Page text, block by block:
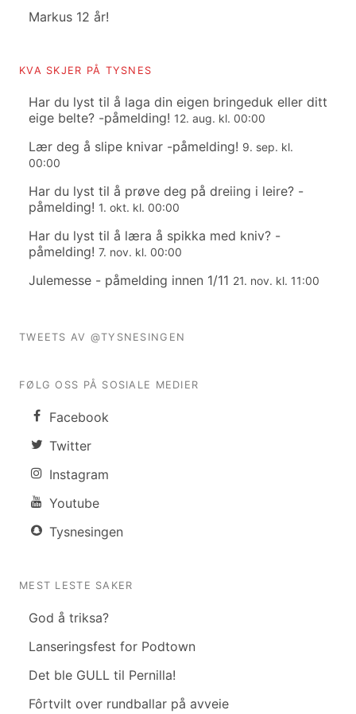
Markus 12 år!
KVA SKJER PÅ TYSNES
Har du lyst til å laga din eigen bringeduk eller ditt
eige belte? -påmelding! 12. aug. kl. 00:00
Lær deg å slipe knivar -påmelding! 9. sep. kl.
00:00
Har du lyst til å prøve deg på dreiing i leire? -
påmelding! 1. okt. kl. 00:00
Har du lyst til å læra å spikka med kniv? -
påmelding! 7. nov. kl. 00:00
Julemesse - påmelding innen 1/11 21. nov. kl. 11:00
TWEETS AV @TYSNESINGEN
FØLG OSS PÅ SOSIALE MEDIER
Facebook
Twitter
Instagram
Youtube
Tysnesingen
MEST LESTE SAKER
God å triksa?
Lanseringsfest for Podtown
Det ble GULL til Pernilla!
Fôrtvilt over rundballar på avveie